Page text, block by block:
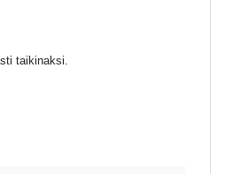
taikinaksi.